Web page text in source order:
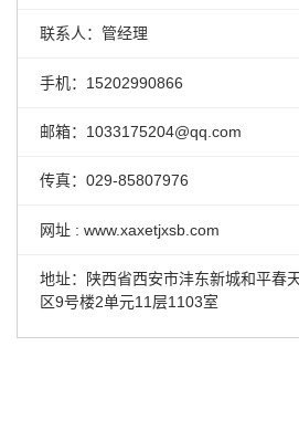
联系人：管经理
手机：15202990866
邮箱：1033175204@qq.com
传真：029-85807976
网址 : www.xaxetjxsb.com
地址：陕西省西安市沣东新城和平春
区9号楼2单元11层1103室